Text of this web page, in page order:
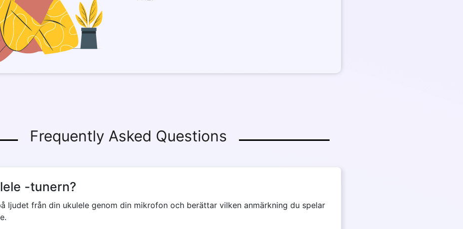
Frequently Asked Questions
-tunern?
ljudet från din ukulele genom din mikrofon och berättar vilken anmärkning du spelar